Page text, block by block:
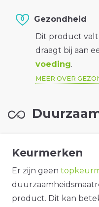
Gezondheid
Dit product valt
draagt bij aan
voeding.
MEER OVER
Keurmerken
Er zijn geen
product. Dit kan